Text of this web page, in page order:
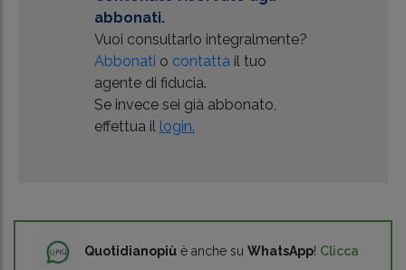
abbonati.
Vuoi consultarlo integralmente?
Abbonati o contatta il tuo
agente di fiducia.
Se invece sei già abbonato,
effettua il login.
Quotidianopiù è anche su WhatsApp! Clicca